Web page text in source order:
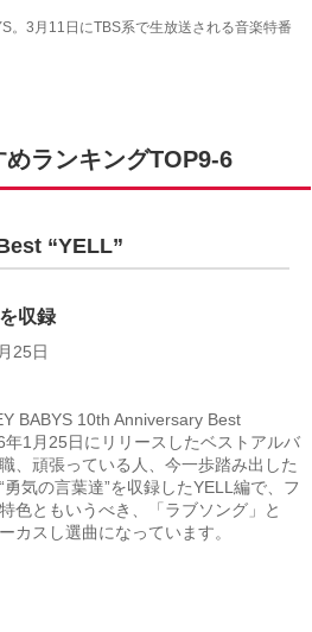
。3月11日にTBS系で生放送される音楽特番
ランキングTOP9-6
“YELL”
収録
25日
BABYS 10th Anniversary Best
年1月25日にリリースしたベストアルバ
、頑張っている人、今一歩踏み出した
気の言葉達”を収録したYELL編で、フ
色ともいうべき、「ラブソング」と
カスし選曲になっています。